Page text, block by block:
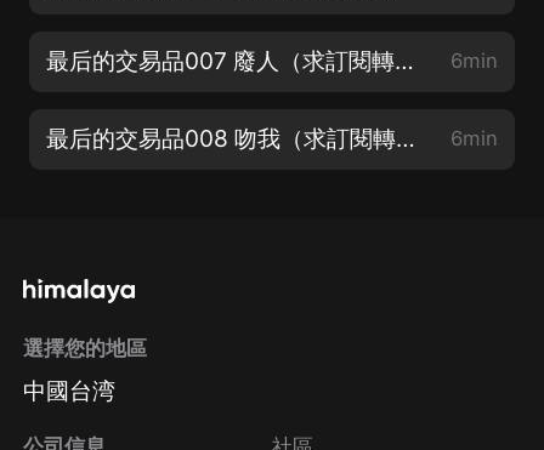
最后的交易品007 廢人（求訂閱轉發評論月票） 6min
最后的交易品008 吻我（求訂閱轉發評論月票） 6min
選擇您的地區
中國台湾